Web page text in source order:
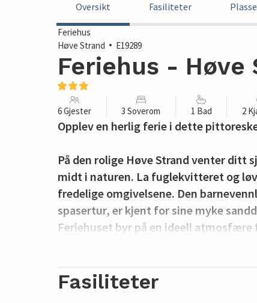
Oversikt Fasiliteter
Feriehus
Høve Strand
E19289
Feriehus - Høve
6 Gjester 3 Soverom 1 Bad 2
Opplev en herlig ferie i dette
På den rolige Høve Strand venter ditt
midt i naturen. La fuglekvitteret og
fredelige omgivelsene. Den
spasertur, er kjent for sine myke
Feriehuset byr på en ideell
planløsningen i spise- og
fotballmålene til lek og moro og
Fasiliteter